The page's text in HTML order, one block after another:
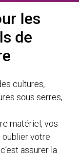
les
de
cultures,
sous serres,
matériel, vos
oublier votre
assurer la